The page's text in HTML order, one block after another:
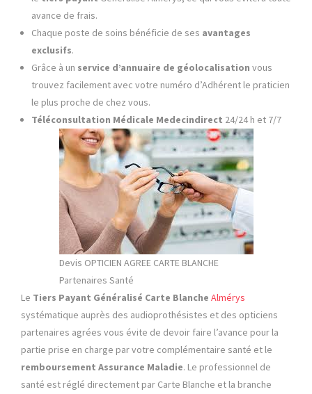
avance de frais.
Chaque poste de soins bénéficie de ses avantages
exclusifs.
Grâce à un service d’annuaire de géolocalisation vous
trouvez facilement avec votre numéro d’Adhérent le praticien
le plus proche de chez vous.
Téléconsultation Médicale Medecindirect 24/24 h et 7/7
Devis OPTICIEN AGREE CARTE BLANCHE
Partenaires Santé
Le Tiers Payant Généralisé Carte Blanche Almérys
systématique auprès des audioprothésistes et des opticiens
partenaires agrées vous évite de devoir faire l’avance pour la
partie prise en charge par votre complémentaire santé et le
remboursement Assurance Maladie. Le professionnel de
santé est réglé directement par Carte Blanche et la branche